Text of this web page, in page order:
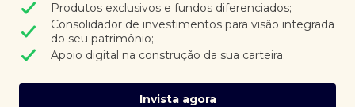
Produtos exclusivos e fundos diferenciados;
Consolidador de investimentos para visão integrada
do seu patrimônio;
Apoio digital na construção da sua carteira.
Invista agora